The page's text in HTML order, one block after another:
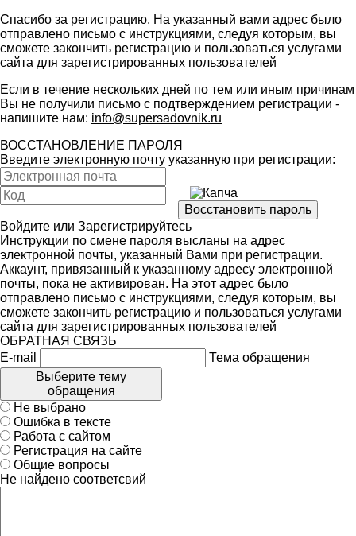
Спасибо за регистрацию. На указанный вами адрес было
отправлено письмо с инструкциями, следуя которым, вы
сможете закончить регистрацию и пользоваться услугами
сайта для зарегистрированных пользователей
Если в течение нескольких дней по тем или иным причинам
Вы не получили письмо с подтверждением регистрации -
напишите нам: info@supersadovnik.ru
ВОССТАНОВЛЕНИЕ ПАРОЛЯ
Введите электронную почту указанную при регистрации:
Войдите или Зарегистрируйтесь
Инструкции по смене пароля высланы на адрес
электронной почты, указанный Вами при регистрации.
Аккаунт, привязанный к указанному адресу электронной
почты, пока не активирован. На этот адрес было
отправлено письмо с инструкциями, следуя которым, вы
сможете закончить регистрацию и пользоваться услугами
сайта для зарегистрированных пользователей
ОБРАТНАЯ СВЯЗЬ
E-mail
Тема обращения
Выберите тему
обращения
Не выбрано
Ошибка в тексте
Работа с сайтом
Регистрация на сайте
Общие вопросы
Не найдено соответсвий